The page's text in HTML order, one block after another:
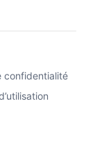
confidentialité